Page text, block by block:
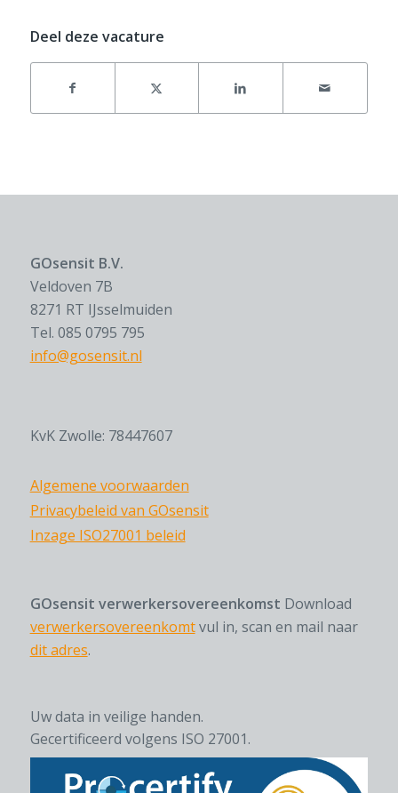
Deel deze vacature
GOsensit B.V.
Veldoven 7B
8271 RT IJsselmuiden
Tel. 085 0795 795
info@gosensit.nl
KvK Zwolle: 78447607
Algemene voorwaarden
Privacybeleid van GOsensit
Inzage ISO27001 beleid
GOsensit verwerkersovereenkomst Download
verwerkersovereenkomtvul in, scan en mail naar
dit adres.
Uw data in veilige handen.
Gecertificeerd volgens ISO 27001.